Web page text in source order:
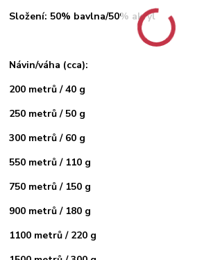
Složení: 50% bavlna/50% akryl
Návin/váha (cca):
200 metrů / 40 g
250 metrů / 50 g
300 metrů / 60 g
550 metrů / 110 g
750 metrů / 150 g
900 metrů / 180 g
1100 metrů / 220 g